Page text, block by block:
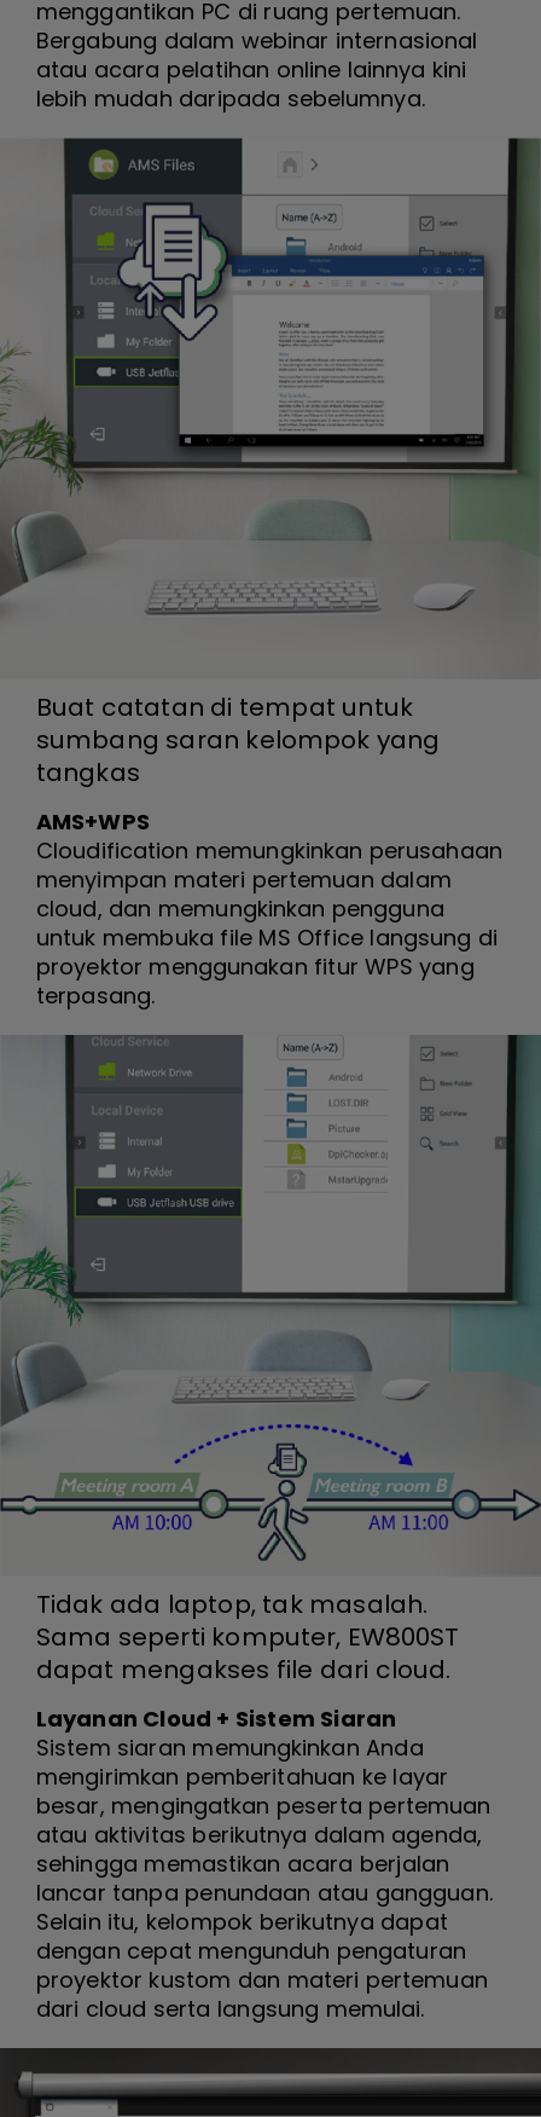
menggantikan PC di ruang pertemuan.
Bergabung dalam webinar internasional
atau acara pelatihan online lainnya kini
lebih mudah daripada sebelumnya.
Buat catatan di tempat untuk
sumbang saran kelompok yang
tangkas
AMS+WPS
Cloudification memungkinkan perusahaan
menyimpan materi pertemuan dalam
cloud, dan memungkinkan pengguna
untuk membuka file MS Office langsung di
proyektor menggunakan fitur WPS yang
terpasang.
Tidak ada laptop, tak masalah.
Sama seperti komputer, EW800ST
dapat mengakses file dari cloud.
Layanan Cloud + Sistem Siaran
Sistem siaran memungkinkan Anda
mengirimkan pemberitahuan ke layar
besar, mengingatkan peserta pertemuan
atau aktivitas berikutnya dalam agenda,
sehingga memastikan acara berjalan
lancar tanpa penundaan atau gangguan.
Selain itu, kelompok berikutnya dapat
dengan cepat mengunduh pengaturan
proyektor kustom dan materi pertemuan
dari cloud serta langsung memulai.